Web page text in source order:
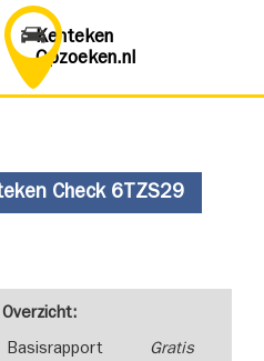
Kenteken
Opzoeken.nl
Check 6TZS29
Overzicht:
Basisrapport Gratis